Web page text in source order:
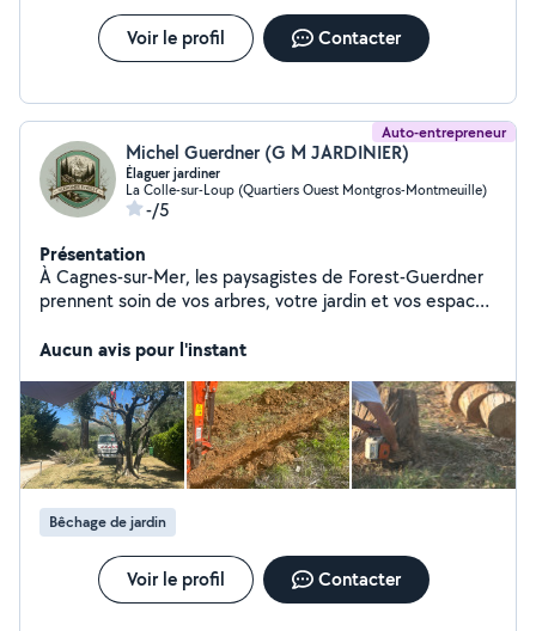
Voir le profil Contacter
Auto-entrepreneur
Michel Guerdner (G M JARDINIER)
Élaguer jardiner
La Colle-sur-Loup (Quartiers Ouest Montgros-Montmeuille)
-/5
Présentation
À Cagnes-sur-Mer, les paysagistes de Forest-Guerdner
prennent soin de vos arbres, votre jardin et vos espaces
PACA, notamment à Saint-Paul-de-Vence, Mougins,
nous répondons aux situations d'urgence: branche
menaçante, arbre tombé ou végétation gênant un
accès.
Aucun avis pour l'instant
Bêchage de jardin
Voir le profil Contacter